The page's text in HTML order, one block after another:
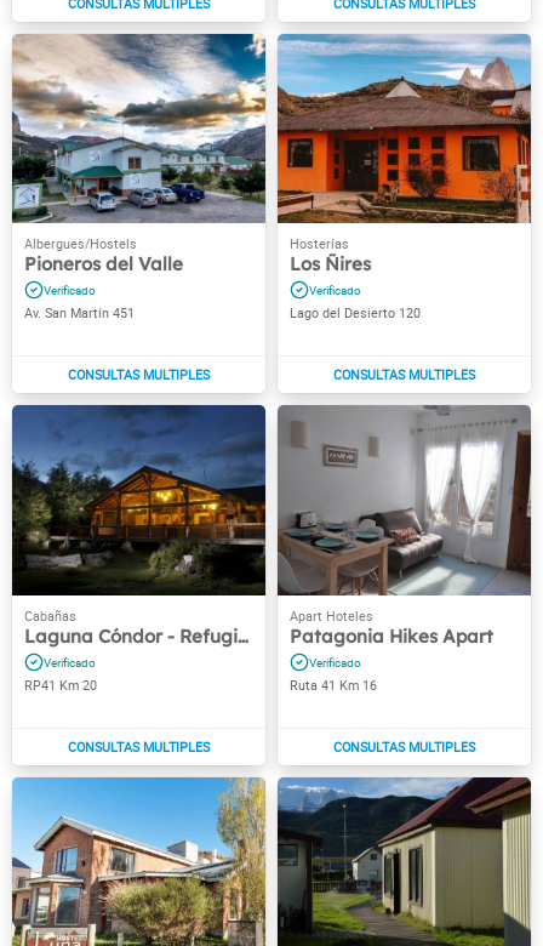
Pioneros del Valle
Av. San Martín 451
Los Ñires
Lago del Desierto 120
Laguna Cóndor - Refugio de Montaña
RP41 Km 20
Patagonia Hikes Apart
Ruta 41 Km 16